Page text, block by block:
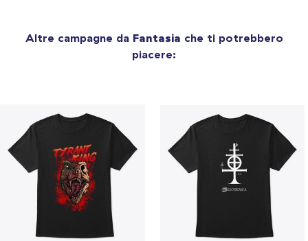
Altre campagne da Fantasia che ti potrebbero
piacere: